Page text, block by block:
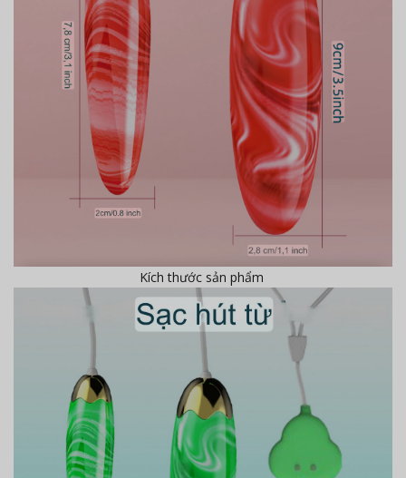
Kích thước sản phẩm